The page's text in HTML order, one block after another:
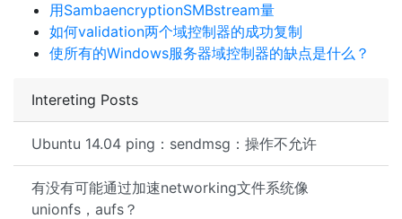
Intereting Posts
Ubuntu 14.04 ping：sendmsg：操作不允许
有没有可能通过加速networking文件系统像
unionfs，aufs？
用SambaencryptionSMBstream量
如何validation两个域控制器的成功复制
使所有的Windows服务器域控制器的缺点是什么？